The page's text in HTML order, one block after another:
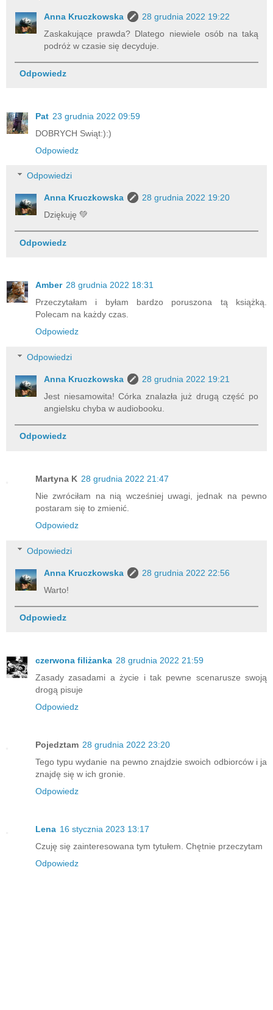
Anna Kruczkowska
28 grudnia 2022 19:22
Zaskakujące prawda? Dlatego niewiele osób na taką
podróż w czasie się decyduje.
Odpowiedz
Pat 23 grudnia 2022 09:59
DOBRYCH Swiąt:):)
Odpowiedz
Odpowiedzi
Anna Kruczkowska
28 grudnia 2022 19:20
Dziękuję 💚
Odpowiedz
Amber 28 grudnia 2022 18:31
Przeczytałam i byłam bardzo poruszona tą książką.
Polecam na każdy czas.
Odpowiedz
Odpowiedzi
Anna Kruczkowska
28 grudnia 2022 19:21
Jest niesamowita! Córka znalazła już drugą część po
angielsku chyba w audiobooku.
Odpowiedz
Martyna K 28 grudnia 2022 21:47
Nie zwróciłam na nią wcześniej uwagi, jednak na pewno
postaram się to zmienić.
Odpowiedz
Odpowiedzi
Anna Kruczkowska
28 grudnia 2022 22:56
Warto!
Odpowiedz
czerwona filiżanka 28 grudnia 2022 21:59
Zasady zasadami a życie i tak pewne scenarusze swoją
drogą pisuje
Odpowiedz
Pojedztam 28 grudnia 2022 23:20
Tego typu wydanie na pewno znajdzie swoich odbiorców i ja
znajdę się w ich gronie.
Odpowiedz
Lena 16 stycznia 2023 13:17
Czuję się zainteresowana tym tytułem. Chętnie przeczytam
Odpowiedz